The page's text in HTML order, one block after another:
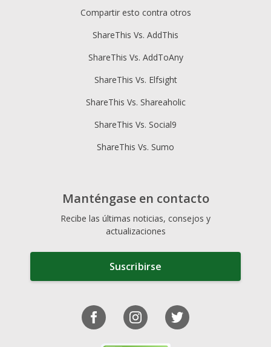
Compartir esto contra otros
ShareThis Vs. AddThis
ShareThis Vs. AddToAny
ShareThis Vs. Elfsight
ShareThis Vs. Shareaholic
ShareThis Vs. Social9
ShareThis Vs. Sumo
Manténgase en contacto
Recibe las últimas noticias, consejos y
actualizaciones
Suscribirse